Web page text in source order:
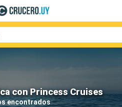
con Princess Cruises
encontrados